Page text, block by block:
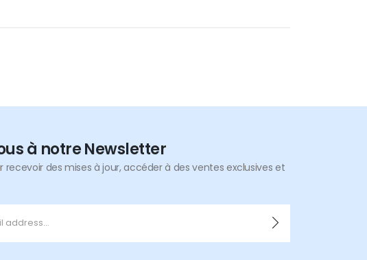
à notre Newsletter
recevoir des mises à jour, accéder à des ventes exclusives et